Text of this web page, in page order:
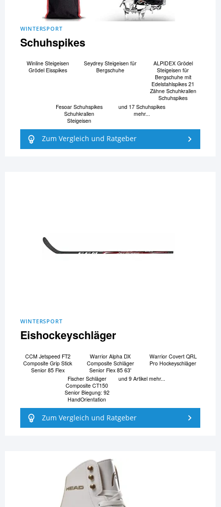
WINTERSPORT
Schuhspikes
Winline Steigeisen
Grödel Eisspikes
Seydrey Steigeisen für
Bergschuhe
ALPIDEX Grödel
Steigeisen für
Bergschuhe mit
Edelstahlspikes 21
Zähne Schuhkrallen
Schuhspikes
Fesoar Schuhspikes
Schuhkrallen
Steigeisen
und 17 Schuhspikes
mehr...
Zum Vergleich und Ratgeber
WINTERSPORT
Eishockeyschläger
CCM Jetspeed FT2
Composite Grip Stick
Senior 85 Flex
Warrior Alpha DX
Composite Schläger
Senior Flex 85 63'
Warrior Covert QRL
Pro Hockeyschläger
Fischer Schläger
Composite CT150
Senior Biegung: 92
HandOrientation
und 9 Artikel mehr...
Zum Vergleich und Ratgeber